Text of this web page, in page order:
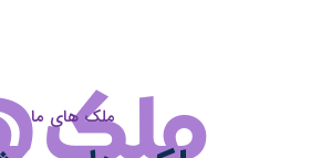
ملک های ما